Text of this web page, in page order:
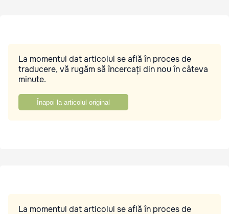
La momentul dat articolul se află în proces de
traducere, vă rugăm să încercați din nou în câteva
minute.
Înapoi la articolul original
La momentul dat articolul se află în proces de